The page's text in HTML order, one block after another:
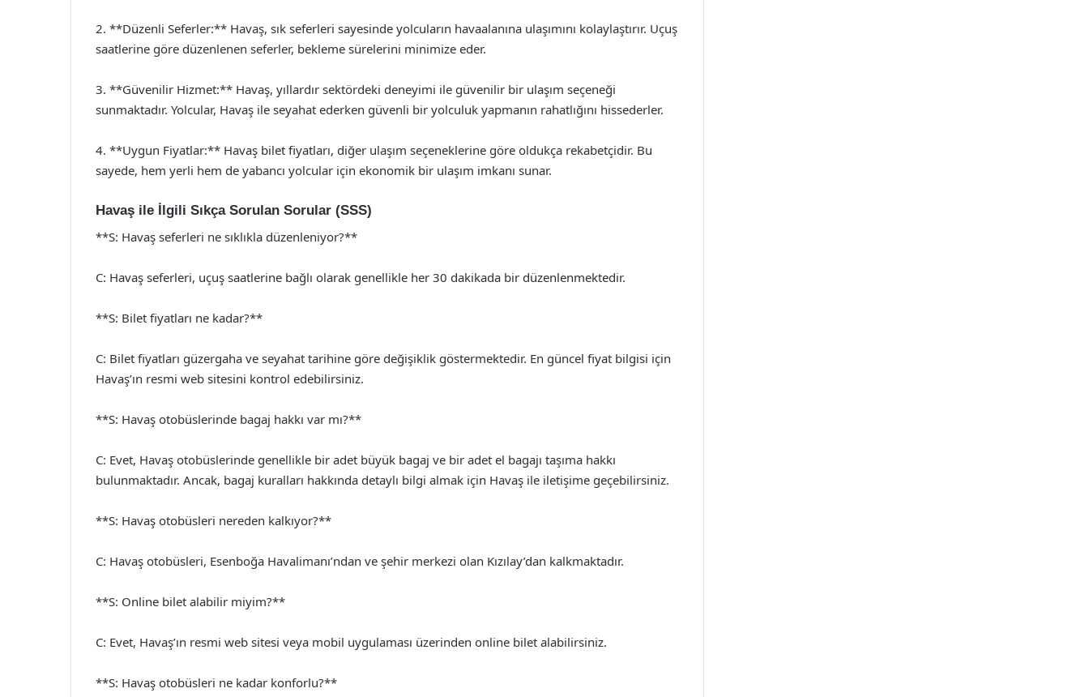
2. **Düzenli Seferler:** Havaş, sık seferleri sayesinde yolcuların havaalanına ulaşımını kolaylaştırır. Uçuş
saatlerine göre düzenlenen seferler, bekleme sürelerini minimize eder.
3. **Güvenilir Hizmet:** Havaş, yıllardır sektördeki deneyimi ile güvenilir bir ulaşım seçeneği
sunmaktadır. Yolcular, Havaş ile seyahat ederken güvenli bir yolculuk yapmanın rahatlığını hissederler.
4. **Uygun Fiyatlar:** Havaş bilet fiyatları, diğer ulaşım seçeneklerine göre oldukça rekabetçidir. Bu
sayede, hem yerli hem de yabancı yolcular için ekonomik bir ulaşım imkanı sunar.
Havaş ile İlgili Sıkça Sorulan Sorular (SSS)
**S: Havaş seferleri ne sıklıkla düzenleniyor?**
C: Havaş seferleri, uçuş saatlerine bağlı olarak genellikle her 30 dakikada bir düzenlenmektedir.
**S: Bilet fiyatları ne kadar?**
C: Bilet fiyatları güzergaha ve seyahat tarihine göre değişiklik göstermektedir. En güncel fiyat bilgisi için
Havaş’ın resmi web sitesini kontrol edebilirsiniz.
**S: Havaş otobüslerinde bagaj hakkı var mı?**
C: Evet, Havaş otobüslerinde genellikle bir adet büyük bagaj ve bir adet el bagajı taşıma hakkı
bulunmaktadır. Ancak, bagaj kuralları hakkında detaylı bilgi almak için Havaş ile iletişime geçebilirsiniz.
**S: Havaş otobüsleri nereden kalkıyor?**
C: Havaş otobüsleri, Esenboğa Havalimanı’ndan ve şehir merkezi olan Kızılay’dan kalkmaktadır.
**S: Online bilet alabilir miyim?**
C: Evet, Havaş’ın resmi web sitesi veya mobil uygulaması üzerinden online bilet alabilirsiniz.
**S: Havaş otobüsleri ne kadar konforlu?**